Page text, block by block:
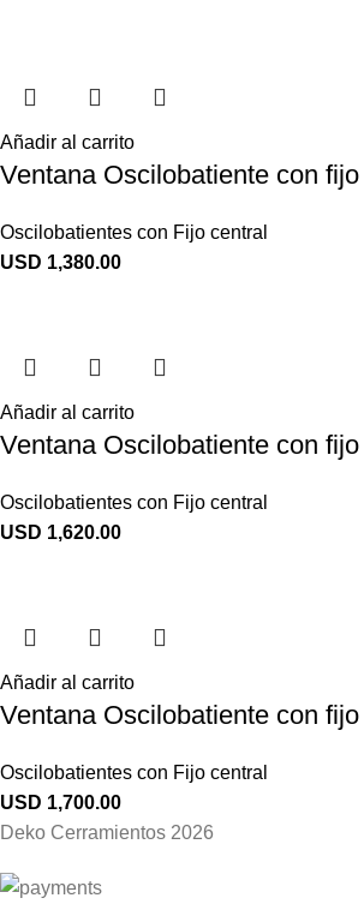
Añadir al carrito
Ventana Oscilobatiente con
Oscilobatientes con Fijo central
USD 1,380.00
Añadir al carrito
Ventana Oscilobatiente con
Oscilobatientes con Fijo central
USD 1,620.00
Añadir al carrito
Ventana Oscilobatiente con
Oscilobatientes con Fijo central
USD 1,700.00
Deko Cerramientos 2026